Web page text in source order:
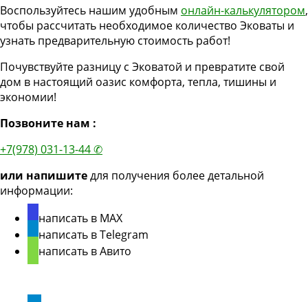
Воспользуйтесь нашим удобным онлайн-калькулятором,
чтобы рассчитать необходимое количество Эковаты и
узнать предварительную стоимость работ!
Почувствуйте разницу с Эковатой и превратите свой
дом в настоящий оазис комфорта, тепла, тишины и
экономии!
Позвоните нам :
+7(978) 031-13-44 ✆
или напишитедля получения более детальной
информации:
написать в MAX
написать в Telegram
написать в Авито